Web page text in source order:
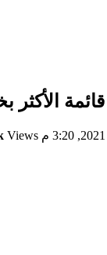
Views